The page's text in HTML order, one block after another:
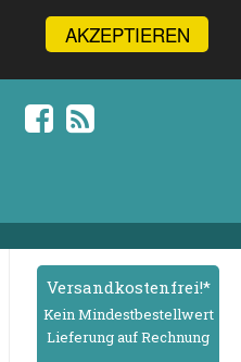
AKZEPTIEREN
Versand­kostenfrei!*
Kein Mindest­bestell­wert
Lieferung auf Rechnung